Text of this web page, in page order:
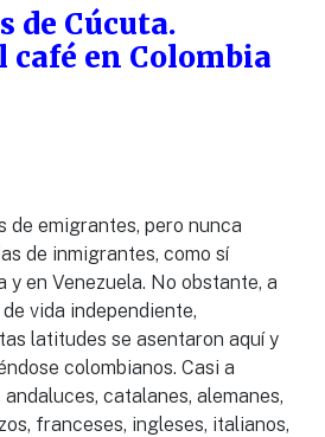
de Cúcuta.
café en Colombia
de emigrantes, pero nunca
de inmigrantes, como sí
y en Venezuela. No obstante, a
vida independiente,
latitudes se asentaron aquí y
colombianos. Casi a
catalanes, alemanes,
franceses, ingleses, italianos,